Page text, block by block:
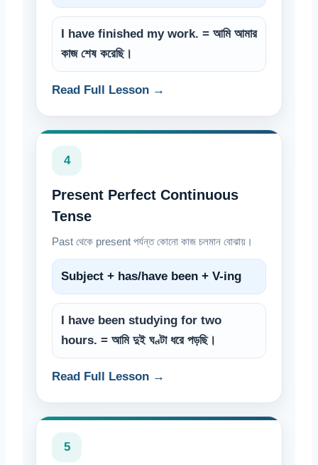
I have finished my work. = আমি আমার
কাজ শেষ করেছি।
Read Full Lesson →
4
Present Perfect Continuous
Tense
Past থেকে present পর্যন্ত কোনো কাজ চলমান বোঝায়।
Subject + has/have been + V-ing
I have been studying for two
hours. = আমি দুই ঘণ্টা ধরে পড়ছি।
Read Full Lesson →
5